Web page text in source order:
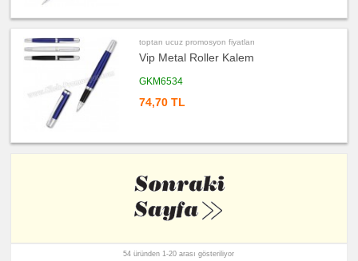
toptan ucuz promosyon fiyatları
Vip Metal Roller Kalem
GKM6534
74,70 TL
54 üründen 1-20 arası gösteriliyor